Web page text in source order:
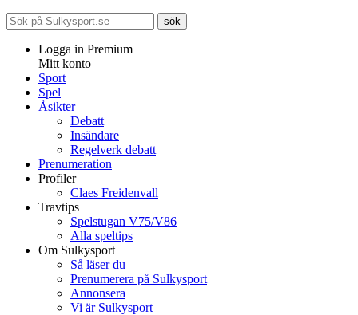
Logga in Premium
Mitt konto
Sport
Spel
Åsikter
Debatt
Insändare
Regelverk debatt
Prenumeration
Profiler
Claes Freidenvall
Travtips
Spelstugan V75/V86
Alla speltips
Om Sulkysport
Så läser du
Prenumerera på Sulkysport
Annonsera
Vi är Sulkysport